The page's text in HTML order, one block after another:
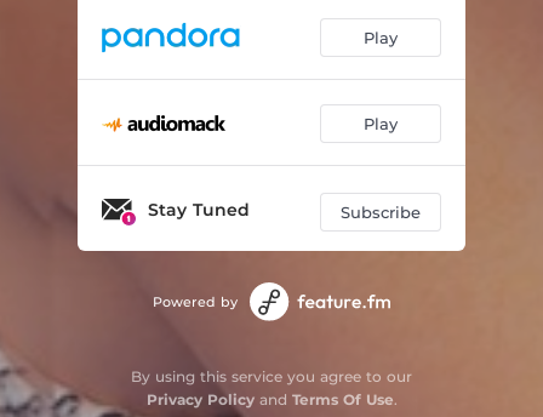
Play
Play
Stay Tuned Subscribe
Powered by
By using this service you agree to our
Privacy Policyand Terms Of Use.